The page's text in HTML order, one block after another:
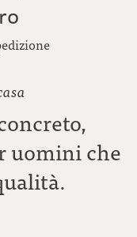
uomini che